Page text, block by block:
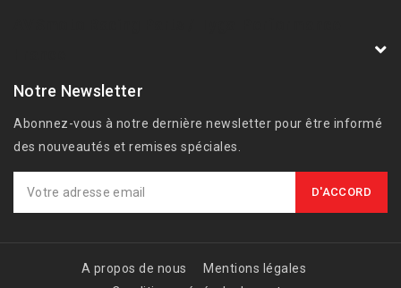
Notre Newsletter
Abonnez-vous à notre dernière newsletter pour être informé
des nouveautés et remises spéciales.
A propos de nous
Mentions légales